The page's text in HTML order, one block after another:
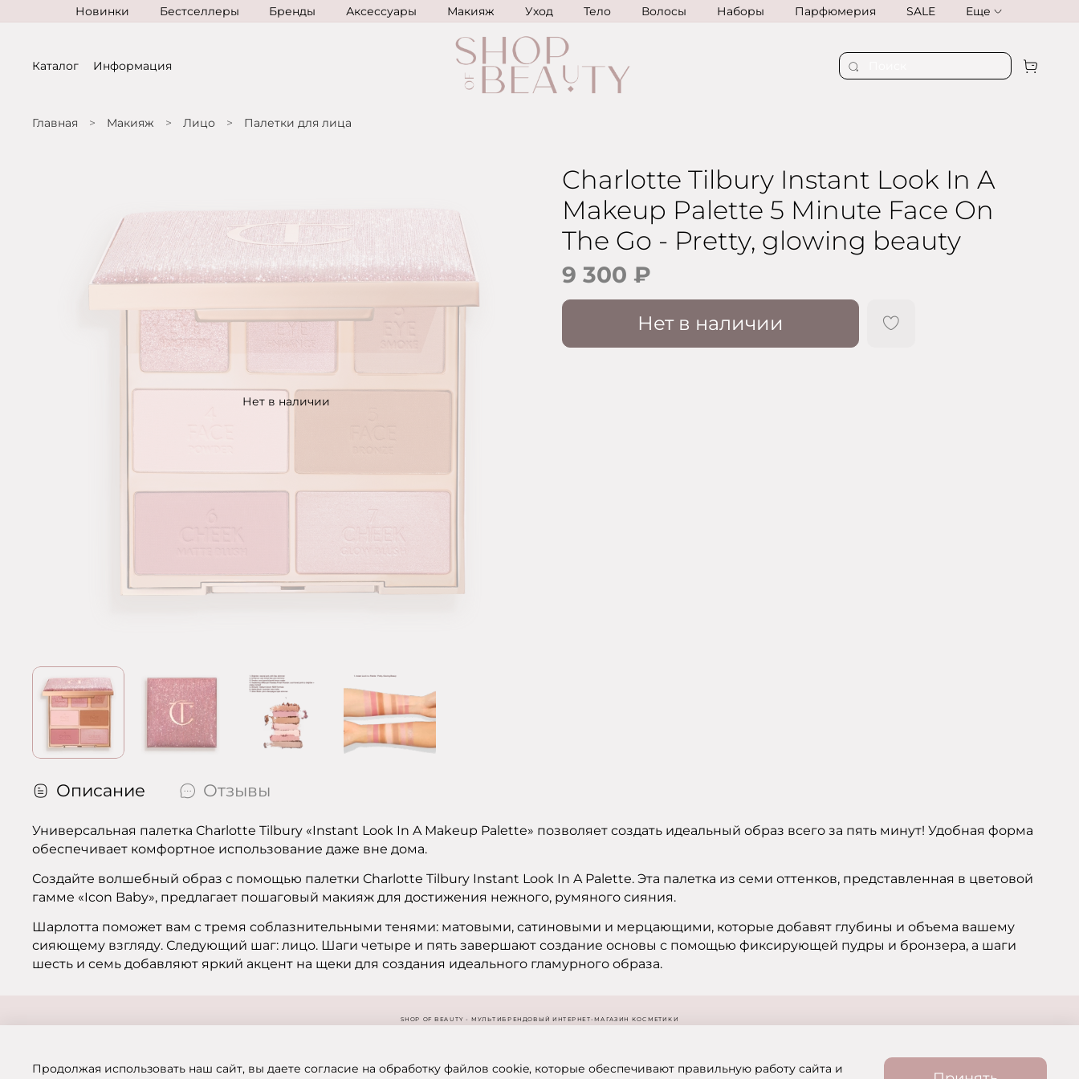
Новинки Бестселлеры Бренды Аксессуары Макияж Уход Тело Волосы Наборы Парфюмерия SALE Еще
Каталог Информация
Главная Макияж Лицо Палетки для лица
Нет в наличии
Charlotte Tilbury Instant Look In A
Makeup Palette 5 Minute Face On
The Go - Pretty, glowing beauty
9 300 ₽
Нет в наличии
Описание Отзывы
Универсальная палетка Charlotte Tilbury «Instant Look In A Makeup Palette» позволяет создать идеальный образ всего за пять минут! Удобная форма
обеспечивает комфортное использование даже вне дома.
Создайте волшебный образ с помощью палетки Charlotte Tilbury Instant Look In A Palette. Эта палетка из семи оттенков, представленная в цветовой
гамме «Icon Baby», предлагает пошаговый макияж для достижения нежного, румяного сияния.
Шарлотта поможет вам с тремя соблазнительными тенями: матовыми, сатиновыми и мерцающими, которые добавят глубины и объема вашему
сияющему взгляду. Следующий шаг: лицо. Шаги четыре и пять завершают создание основы с помощью фиксирующей пудры и бронзера, а шаги
шесть и семь добавляют яркий акцент на щеки для создания идеального гламурного образа.
SHOP OF BEAUTY - МУЛЬТИБРЕНДОВЫЙ ИНТЕРНЕТ-МАГАЗИН КОСМЕТИКИ
Продолжая использовать наш сайт, вы даете согласие на обработку файлов cookie, которые обеспечивают правильную работу сайта и